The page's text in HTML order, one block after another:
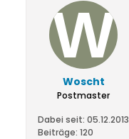
Woscht
Postmaster
Dabei seit: 05.12.2013
Beiträge: 120